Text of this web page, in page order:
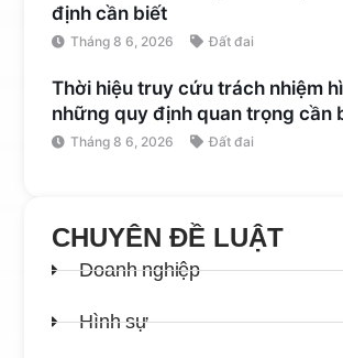
định cần biết
Tháng 8 6, 2026 Đất đai
Thời hiệu truy cứu trách nhiệm
những quy định quan trọng cần
Tháng 8 6, 2026 Đất đai
CHUYÊN ĐỀ LUẬT
Doanh nghiệp
Hình sự